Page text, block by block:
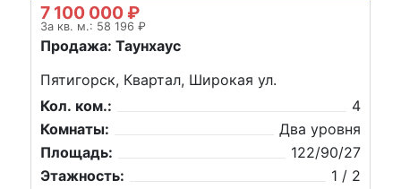
7 100 000 ₽
За кв. м.: 58 196 ₽
Продажа: Таунхаус
Пятигорск, Квартал, Широкая ул.
Кол. ком.:
4
Комнаты:
Два уровня
Площадь:
122/90/27
Этажность:
1 / 2